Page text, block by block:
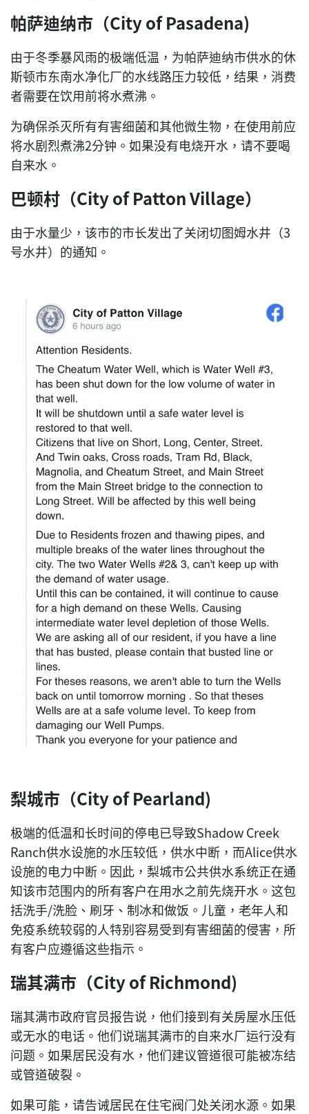
帕萨迪纳市（City of Pasadena)
由于冬季暴风雨的极端低温，为帕萨迪纳市供水的休
斯顿市东南水净化厂的水线路压力较低，结果，消费
者需要在饮用前将水煮沸。
为确保杀灭所有有害细菌和其他微生物，在使用前应
将水剧烈煮沸2分钟。如果没有电烧开水，请不要喝
自来水。
巴顿村（City of Patton Village）
由于水量少，该市的市长发出了关闭切图姆水井（3
号水井）的通知。
梨城市（City of Pearland)
极端的低温和长时间的停电已导致Shadow Creek
Ranch供水设施的水压较低，供水中断，而Alice供水
设施的电力中断。因此，梨城市公共供水系统正在通
知该市范围内的所有客户在用水之前先烧开水。这包
括洗手/洗脸、刷牙、制冰和做饭。儿童，老年人和
免疫系统较弱的人特别容易受到有害细菌的侵害，所
有客户应遵循这些指示。
瑞其满市（City of Richmond)
瑞其满市政府官员报告说，他们接到有关房屋水压低
或无水的电话。他们说瑞其满市的自来水厂运行没有
问题。如果居民没有水，他们建议管道很可能被冻结
或管道破裂。
如果可能，请告诫居民在住宅阀门处关闭水源。如果